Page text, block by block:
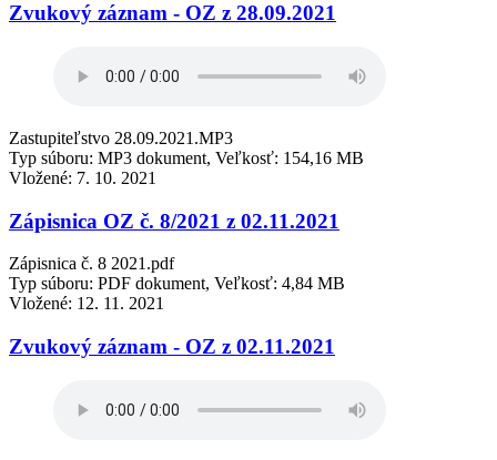
Zvukový záznam - OZ z 28.09.2021
Zastupiteľstvo 28.09.2021.MP3
Typ súboru: MP3 dokument, Veľkosť: 154,16 MB
Vložené: 7. 10. 2021
Zápisnica OZ č. 8/2021 z 02.11.2021
Zápisnica č. 8 2021.pdf
Typ súboru: PDF dokument, Veľkosť: 4,84 MB
Vložené: 12. 11. 2021
Zvukový záznam - OZ z 02.11.2021